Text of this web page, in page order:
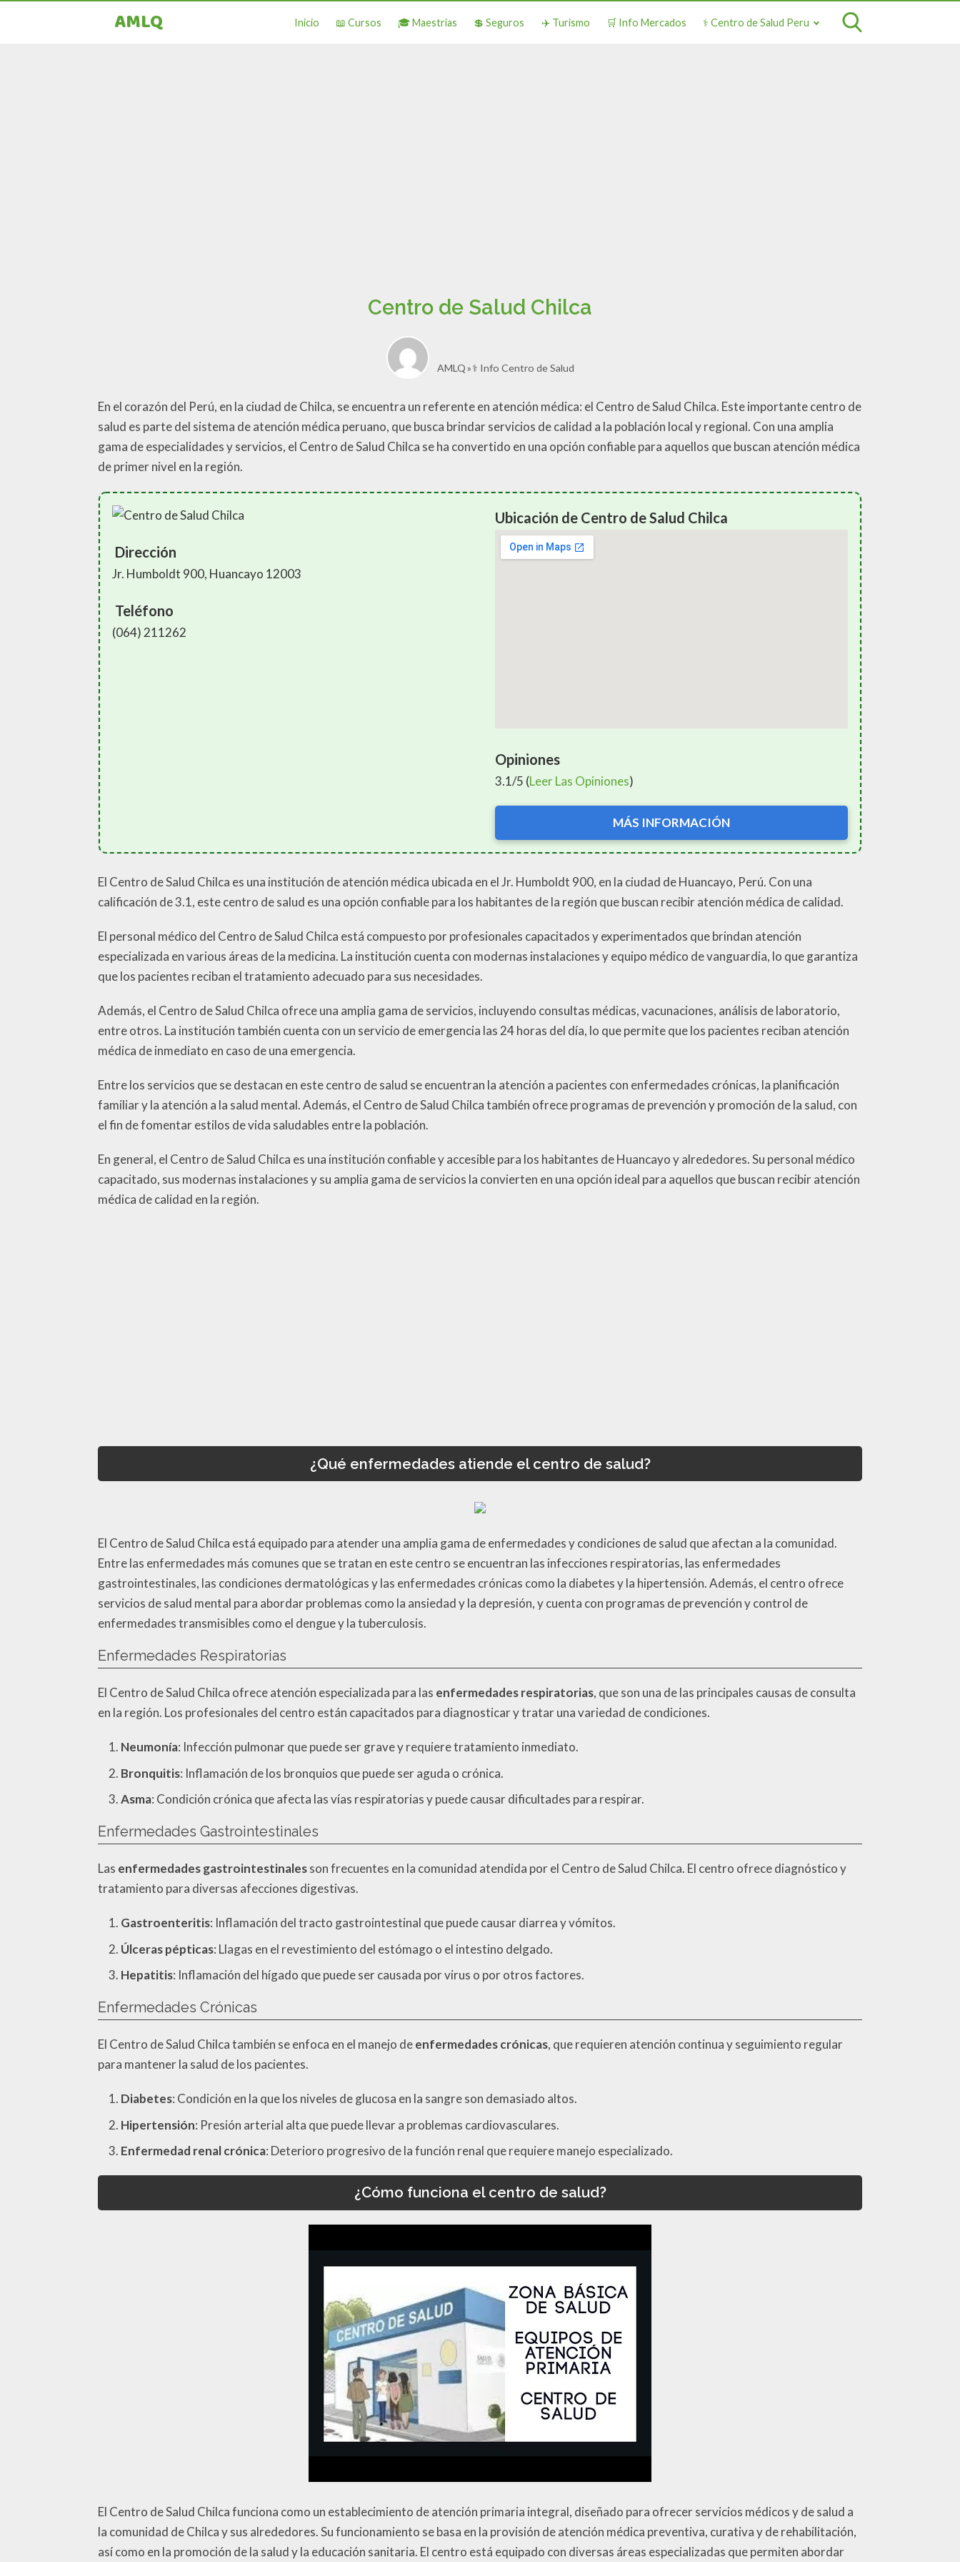
AMLQ Inicio 📖 Cursos 🎓 Maestrias 💲 Seguros ✈️ Turismo 🛒 Info Mercados ⚕️ Centro de Salud Peru
Centro de Salud Chilca
AMLQ ⚕️ Info Centro de Salud
En el corazón del Perú, en la ciudad de Chilca, se encuentra un referente en atención médica: el Centro de Salud Chilca. Este importante centro de
salud es parte del sistema de atención médica peruano, que busca brindar servicios de calidad a la población local y regional. Con una amplia
gama de especialidades y servicios, el Centro de Salud Chilca se ha convertido en una opción confiable para aquellos que buscan atención médica
de primer nivel en la región.
Dirección
Jr. Humboldt 900, Huancayo 12003
Teléfono
(064) 211262
Ubicación de Centro de Salud Chilca
Opiniones
3.1/5 (Leer Las Opiniones)
MÁS INFORMACIÓN
El Centro de Salud Chilca es una institución de atención médica ubicada en el Jr. Humboldt 900, en la ciudad de Huancayo, Perú. Con una
calificación de 3.1, este centro de salud es una opción confiable para los habitantes de la región que buscan recibir atención médica de calidad.
El personal médico del Centro de Salud Chilca está compuesto por profesionales capacitados y experimentados que brindan atención
especializada en various áreas de la medicina. La institución cuenta con modernas instalaciones y equipo médico de vanguardia, lo que garantiza
que los pacientes reciban el tratamiento adecuado para sus necesidades.
Además, el Centro de Salud Chilca ofrece una amplia gama de servicios, incluyendo consultas médicas, vacunaciones, análisis de laboratorio,
entre otros. La institución también cuenta con un servicio de emergencia las 24 horas del día, lo que permite que los pacientes reciban atención
médica de inmediato en caso de una emergencia.
Entre los servicios que se destacan en este centro de salud se encuentran la atención a pacientes con enfermedades crónicas, la planificación
familiar y la atención a la salud mental. Además, el Centro de Salud Chilca también ofrece programas de prevención y promoción de la salud, con
el fin de fomentar estilos de vida saludables entre la población.
En general, el Centro de Salud Chilca es una institución confiable y accesible para los habitantes de Huancayo y alrededores. Su personal médico
capacitado, sus modernas instalaciones y su amplia gama de servicios la convierten en una opción ideal para aquellos que buscan recibir atención
médica de calidad en la región.
¿Qué enfermedades atiende el centro de salud?
El Centro de Salud Chilca está equipado para atender una amplia gama de enfermedades y condiciones de salud que afectan a la comunidad.
Entre las enfermedades más comunes que se tratan en este centro se encuentran las infecciones respiratorias, las enfermedades
gastrointestinales, las condiciones dermatológicas y las enfermedades crónicas como la diabetes y la hipertensión. Además, el centro ofrece
servicios de salud mental para abordar problemas como la ansiedad y la depresión, y cuenta con programas de prevención y control de
enfermedades transmisibles como el dengue y la tuberculosis.
Enfermedades Respiratorias
El Centro de Salud Chilca ofrece atención especializada para las enfermedades respiratorias, que son una de las principales causas de consulta
en la región. Los profesionales del centro están capacitados para diagnosticar y tratar una variedad de condiciones.
Neumonía: Infección pulmonar que puede ser grave y requiere tratamiento inmediato.
Bronquitis: Inflamación de los bronquios que puede ser aguda o crónica.
Asma: Condición crónica que afecta las vías respiratorias y puede causar dificultades para respirar.
Enfermedades Gastrointestinales
Las enfermedades gastrointestinalesson frecuentes en la comunidad atendida por el Centro de Salud Chilca. El centro ofrece diagnóstico y
tratamiento para diversas afecciones digestivas.
Gastroenteritis: Inflamación del tracto gastrointestinal que puede causar diarrea y vómitos.
Úlceras pépticas: Llagas en el revestimiento del estómago o el intestino delgado.
Hepatitis: Inflamación del hígado que puede ser causada por virus o por otros factores.
Enfermedades Crónicas
El Centro de Salud Chilca también se enfoca en el manejo deenfermedades crónicas, que requieren atención continua y seguimiento regular
para mantener la salud de los pacientes.
Diabetes: Condición en la que los niveles de glucosa en la sangre son demasiado altos.
Hipertensión: Presión arterial alta que puede llevar a problemas cardiovasculares.
Enfermedad renal crónica: Deterioro progresivo de la función renal que requiere manejo especializado.
¿Cómo funciona el centro de salud?
El Centro de Salud Chilca funciona como un establecimiento de atención primaria integral, diseñado para ofrecer servicios médicos y de salud a
la comunidad de Chilca y sus alrededores. Su funcionamiento se basa en la provisión de atención médica preventiva, curativa y de rehabilitación,
así como en la promoción de la salud y la educación sanitaria. El centro está equipado con diversas áreas especializadas que permiten abordar